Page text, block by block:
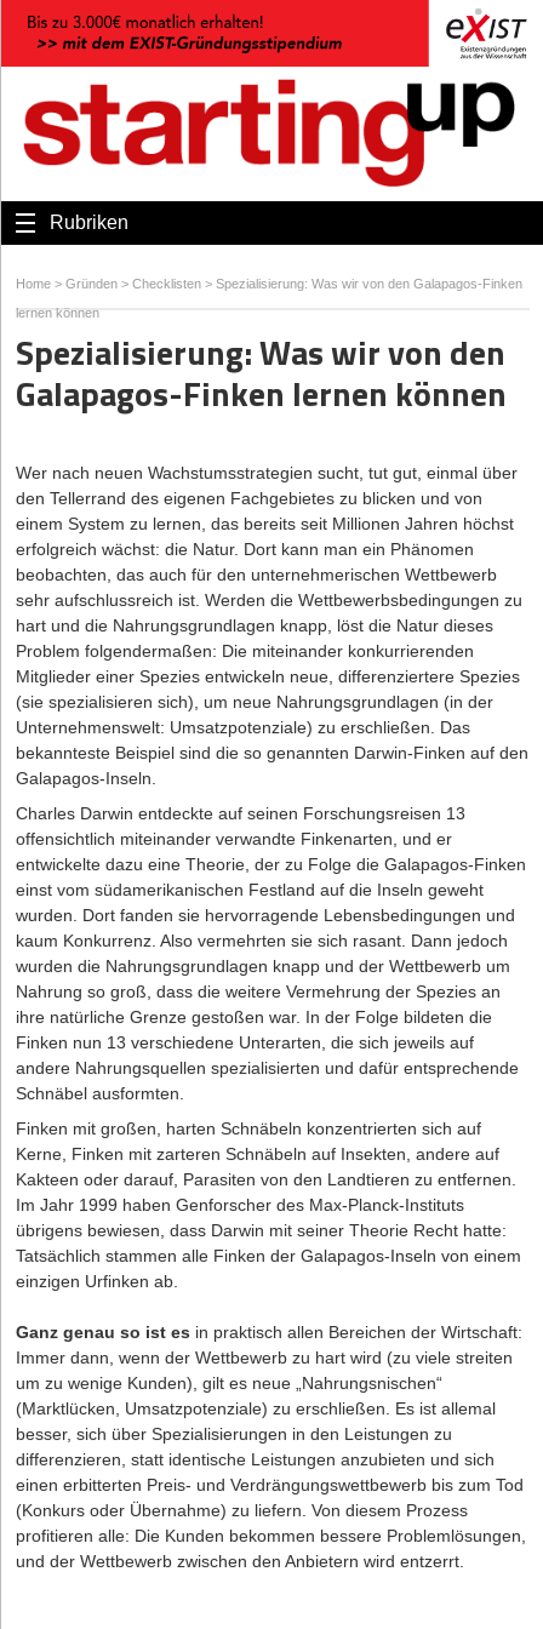
Rubriken
Home > Gründen > Checklisten > Spezialisierung: Was wir von den Galapagos-Finken
lernen können
Spezialisierung: Was wir von den
Galapagos-Finken lernen können
Wer nach neuen Wachstumsstrategien sucht, tut gut, einmal über
den Tellerrand des eigenen Fachgebietes zu blicken und von
einem System zu lernen, das bereits seit Millionen Jahren höchst
erfolgreich wächst: die Natur. Dort kann man ein Phänomen
beobachten, das auch für den unternehmerischen Wettbewerb
sehr aufschlussreich ist. Werden die Wettbewerbsbedingungen zu
hart und die Nahrungsgrundlagen knapp, löst die Natur dieses
Problem folgendermaßen: Die miteinander konkurrierenden
Mitglieder einer Spezies entwickeln neue, differenziertere Spezies
(sie spezialisieren sich), um neue Nahrungsgrundlagen (in der
Unternehmenswelt: Umsatzpotenziale) zu erschließen. Das
bekannteste Beispiel sind die so genannten Darwin-Finken auf den
Galapagos-Inseln.
Charles Darwin entdeckte auf seinen Forschungsreisen 13
offensichtlich miteinander verwandte Finkenarten, und er
entwickelte dazu eine Theorie, der zu Folge die Galapagos-Finken
einst vom südamerikanischen Festland auf die Inseln geweht
wurden. Dort fanden sie hervorragende Lebensbedingungen und
kaum Konkurrenz. Also vermehrten sie sich rasant. Dann jedoch
wurden die Nahrungsgrundlagen knapp und der Wettbewerb um
Nahrung so groß, dass die weitere Vermehrung der Spezies an
ihre natürliche Grenze gestoßen war. In der Folge bildeten die
Finken nun 13 verschiedene Unterarten, die sich jeweils auf
andere Nahrungsquellen spezialisierten und dafür entsprechende
Schnäbel ausformten.
Finken mit großen, harten Schnäbeln konzentrierten sich auf
Kerne, Finken mit zarteren Schnäbeln auf Insekten, andere auf
Kakteen oder darauf, Parasiten von den Landtieren zu entfernen.
Im Jahr 1999 haben Genforscher des Max-Planck-Instituts
übrigens bewiesen, dass Darwin mit seiner Theorie Recht hatte:
Tatsächlich stammen alle Finken der Galapagos-Inseln von einem
einzigen Urfinken ab.
Ganz genau so ist es in praktisch allen Bereichen der Wirtschaft:
Immer dann, wenn der Wettbewerb zu hart wird (zu viele streiten
um zu wenige Kunden), gilt es neue „Nahrungsnischen“
(Marktlücken, Umsatzpotenziale) zu erschließen. Es ist allemal
besser, sich über Spezialisierungen in den Leistungen zu
differenzieren, statt identische Leistungen anzubieten und sich
einen erbitterten Preis- und Verdrängungswettbewerb bis zum Tod
(Konkurs oder Übernahme) zu liefern. Von diesem Prozess
profitieren alle: Die Kunden bekommen bessere Problemlösungen,
und der Wettbewerb zwischen den Anbietern wird entzerrt.